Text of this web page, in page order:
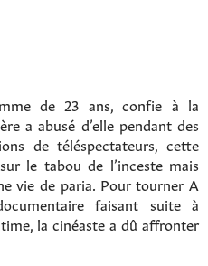
de 23 ans, confie à la
a abusé d’elle pendant des
de téléspectateurs, cette
le tabou de l’inceste mais
vie de paria. Pour tourner A
faisant suite à
la cinéaste a dû affronter